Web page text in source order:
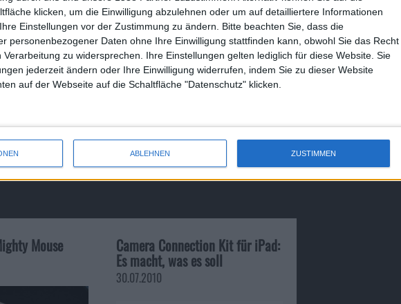
klicken, um die Einwilligung abzulehnen oder um auf detailliertere Informationen
Einstellungen vor der Zustimmung zu ändern.
Bitte beachten Sie, dass die
personenbezogener Daten ohne Ihre Einwilligung stattfinden kann, obwohl Sie das Recht
Verarbeitung zu widersprechen. Ihre Einstellungen gelten lediglich für diese Website. Sie
jederzeit ändern oder Ihre Einwilligung widerrufen, indem Sie zu dieser Website
auf der Webseite auf die Schaltfläche "Datenschutz" klicken.
ABLEHNEN ZUSTIMMEN
Raskin 1.2.3 , für die Finder-ErweiterungA Better Finder
S3-BackuptoolArq 1.7.4. BeiTweeter 2.4.2, das
falls sie teils in Konflikt mit anderen Programmen
iPhone 5 kommt mit Dual-Core A…
Mouse Camera Connection Kit für iPad:
Es macht, was es soll
30.07.2010